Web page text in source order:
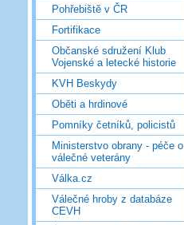
Pohřebiště v ČR
Fortifikace
Občanské sdružení Klub
Vojenské a letecké historie
KVH Beskydy
Oběti a hrdinové
Pomníky četníků, policistů
Ministerstvo obrany - péče o
válečné veterány
Válka.cz
Válečné hroby z databáze
CEVH